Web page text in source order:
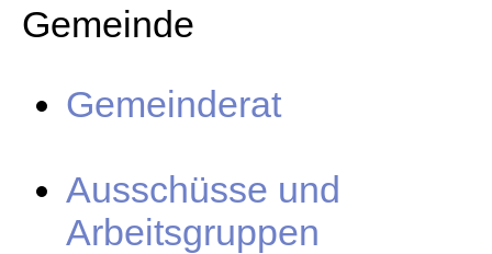
Gemeinde
Gemeinderat
Ausschüsse und
Arbeitsgruppen